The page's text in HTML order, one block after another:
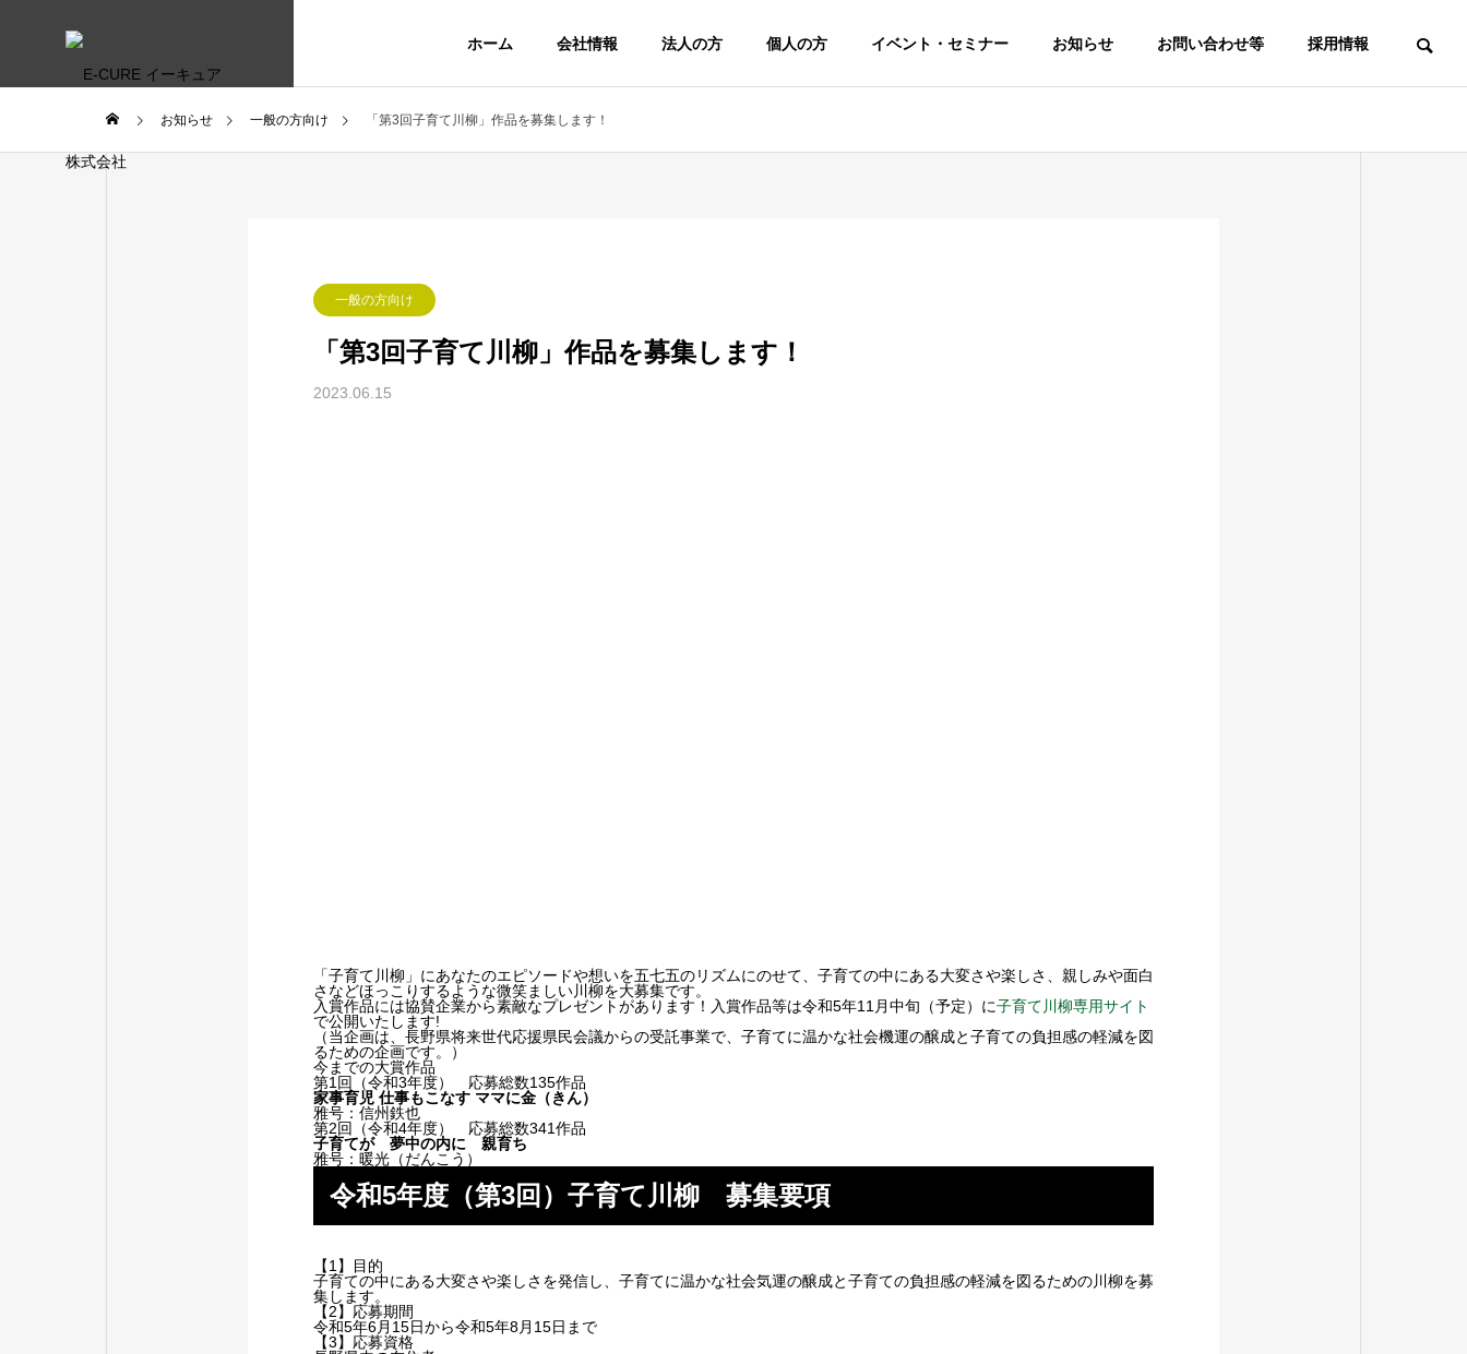
ホーム 会社情報 法人の方 個人の方 イベント・セミナー お知らせ お問い合わせ等 採用情報
お知らせ 一般の方向け 「第3回子育て川柳」作品を募集します！
一般の方向け
「第3回子育て川柳」作品を募集します！
2023.06.15
「子育て川柳」にあなたのエピソードや想いを五七五のリズムにのせて、子育ての中にある大変さや楽しさ、親しみや面白
さなどほっこりするような微笑ましい川柳を大募集です。
入賞作品には協賛企業から素敵なプレゼントがあります！入賞作品等は令和5年11月中旬（予定）に子育て川柳専用サイト
で公開いたします!
（当企画は、長野県将来世代応援県民会議からの受託事業で、子育てに温かな社会機運の醸成と子育ての負担感の軽減を図
るための企画です。）
今までの大賞作品
第1回（令和3年度） 応募総数135作品
家事育児 仕事もこなす ママに金（きん）
雅号：信州鉄也
第2回（令和4年度） 応募総数341作品
子育てが 夢中の内に 親育ち
雅号：暖光（だんこう）
令和5年度（第3回）子育て川柳 募集要項
【1】目的
子育ての中にある大変さや楽しさを発信し、子育てに温かな社会気運の醸成と子育ての負担感の軽減を図るための川柳を募
集します。
【2】応募期間
令和5年6月15日から令和5年8月15日まで
【3】応募資格